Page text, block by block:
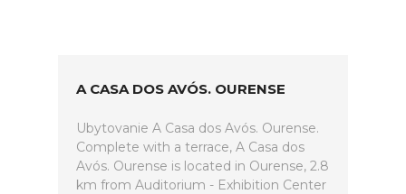
A CASA DOS AVÓS. OURENSE
Ubytovanie A Casa dos Avós. Ourense.
Complete with a terrace, A Casa dos
Avós. Ourense is located in Ourense, 2.8
km from Auditorium - Exhibition Center